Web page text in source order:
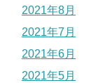
2021年8月
2021年7月
2021年6月
2021年5月